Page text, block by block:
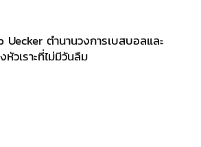
Uecker ตำนานวงการเบสบอลและ
หัวเราะที่ไม่มีวันลืม